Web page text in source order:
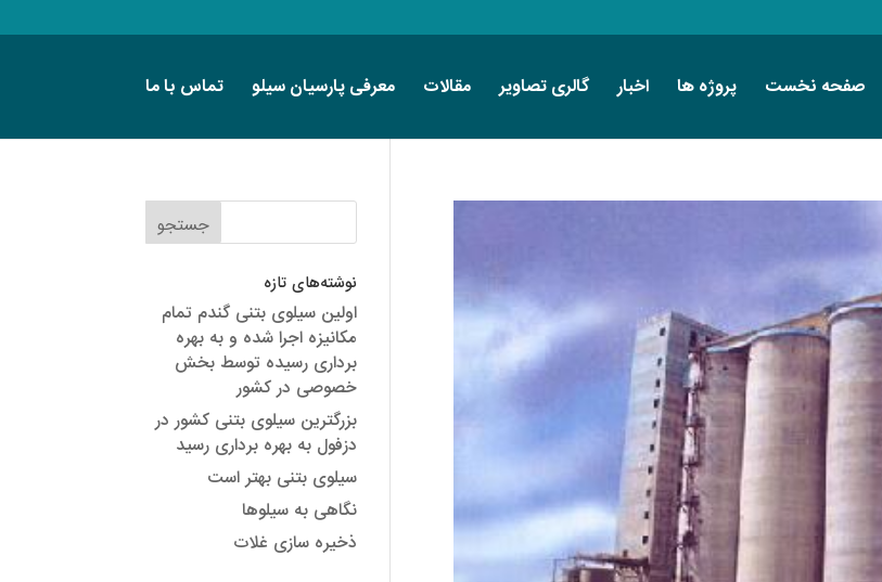
صفحه نخست پروژه ها اخبار گالری تصاویر مقالات معرفی پارسیان سیلو تماس با ما
نوشته‌های تازه
اولین سیلوی بتنی گندم تمام
مکانیزه اجرا شده و به بهره
برداری رسیده توسط بخش
خصوصی در کشور
بزرگترین سیلوی بتنی کشور در
دزفول به بهره برداری رسید
سیلوی بتنی بهتر است
نگاهی به سیلوها
ذخیره سازی غلات